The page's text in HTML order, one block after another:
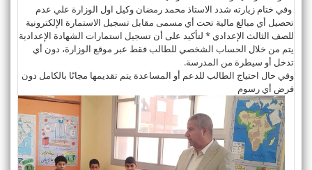
وفي ختام زيارته شدد الاستاذ محمد رمضان وكيل اول الوزارة علي عدم
تحصيل أي مبالغ مالية تحت أي مسمى مقابل تسجيل الاستمارة الإلكترونية
للصف الثالث الإعدادي * لتأكيد على أن تسجيل استمارات الشهادة الإعدادية
يتم من خلال الحساب الشخصي للطالب فقط عبر موقع الوزارة، دون أي
تدخل أو سيطرة من المدرسة.
وفي حال احتياج الطالب للدعم أو المساعدة يتم تقديمها مجانًا بالكامل دون
فرض أي رسوم